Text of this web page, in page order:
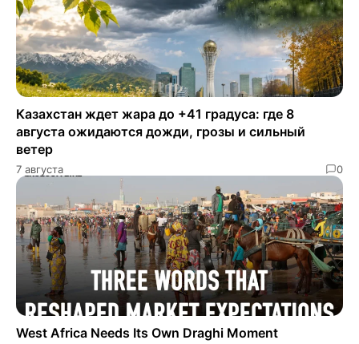
Казахстан ждет жара до +41 градуса: где 8
августа ожидаются дожди, грозы и сильный
ветер
7 августа 0
West Africa Needs Its Own Draghi Moment